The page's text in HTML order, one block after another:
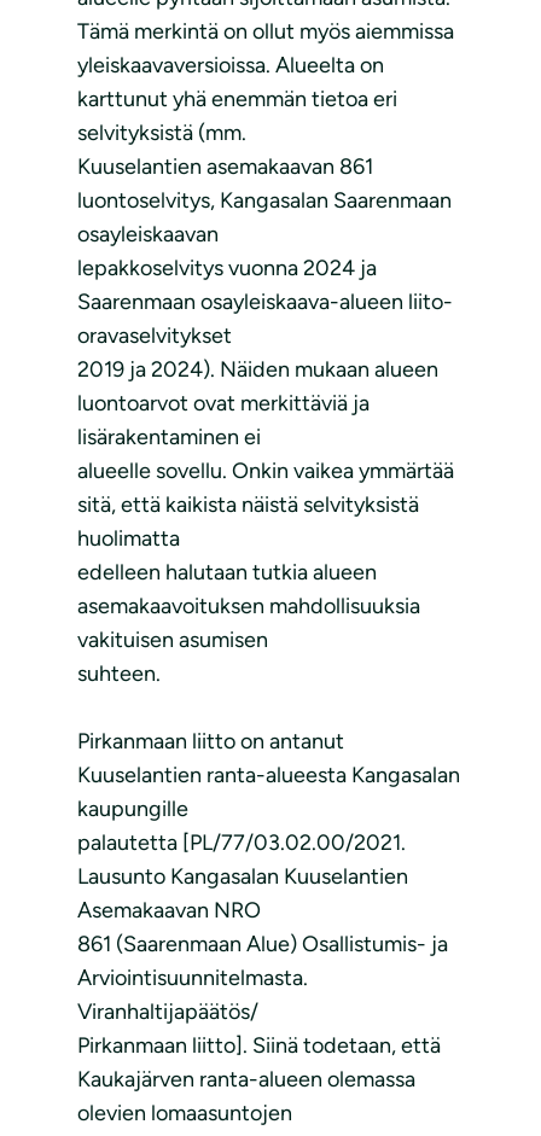
Tämä merkintä on ollut myös aiemmissa
yleiskaavaversioissa. Alueelta on
karttunut yhä enemmän tietoa eri
selvityksistä (mm.
Kuuselantien asemakaavan 861
luontoselvitys, Kangasalan Saarenmaan
osayleiskaavan
lepakkoselvitys vuonna 2024 ja
Saarenmaan osayleiskaava-alueen liito-
oravaselvitykset
2019 ja 2024). Näiden mukaan alueen
luontoarvot ovat merkittäviä ja
lisärakentaminen ei
alueelle sovellu. Onkin vaikea ymmärtää
sitä, että kaikista näistä selvityksistä
huolimatta
edelleen halutaan tutkia alueen
asemakaavoituksen mahdollisuuksia
vakituisen asumisen
suhteen.
Pirkanmaan liitto on antanut
Kuuselantien ranta-alueesta Kangasalan
kaupungille
palautetta [PL/77/03.02.00/2021.
Lausunto Kangasalan Kuuselantien
Asemakaavan NRO
861 (Saarenmaan Alue) Osallistumis- ja
Arviointisuunnitelmasta.
Viranhaltijapäätös/
Pirkanmaan liitto]. Siinä todetaan, että
Kaukajärven ranta-alueen olemassa
olevien lomaasuntojen